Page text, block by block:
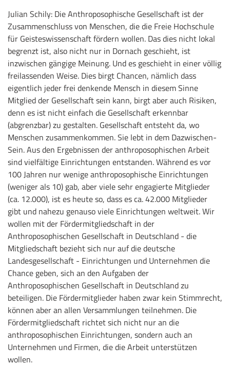
Julian Schily: Die Anthroposophische Gesellschaft ist der
Zusammenschluss von Menschen, die die Freie Hochschule
für Geisteswissenschaft fördern wollen. Das dies nicht lokal
begrenzt ist, also nicht nur in Dornach geschieht, ist
inzwischen gängige Meinung. Und es geschieht in einer völlig
freilassenden Weise. Dies birgt Chancen, nämlich dass
eigentlich jeder frei denkende Mensch in diesem Sinne
Mitglied der Gesellschaft sein kann, birgt aber auch Risiken,
denn es ist nicht einfach die Gesellschaft erkennbar
(abgrenzbar) zu gestalten. Gesellschaft entsteht da, wo
Menschen zusammenkommen. Sie lebt in dem Dazwischen-
Sein. Aus den Ergebnissen der anthroposophischen Arbeit
sind vielfältige Einrichtungen entstanden. Während es vor
100 Jahren nur wenige anthroposophische Einrichtungen
(weniger als 10) gab, aber viele sehr engagierte Mitglieder
(ca. 12.000), ist es heute so, dass es ca. 42.000 Mitglieder
gibt und nahezu genauso viele Einrichtungen weltweit. Wir
wollen mit der Fördermitgliedschaft in der
Anthroposophischen Gesellschaft in Deutschland - die
Mitgliedschaft bezieht sich nur auf die deutsche
Landesgesellschaft - Einrichtungen und Unternehmen die
Chance geben, sich an den Aufgaben der
Anthroposophischen Gesellschaft in Deutschland zu
beteiligen. Die Fördermitglieder haben zwar kein Stimmrecht,
können aber an allen Versammlungen teilnehmen. Die
Fördermitgliedschaft richtet sich nicht nur an die
anthroposophischen Einrichtungen, sondern auch an
Unternehmen und Firmen, die die Arbeit unterstützen
wollen.